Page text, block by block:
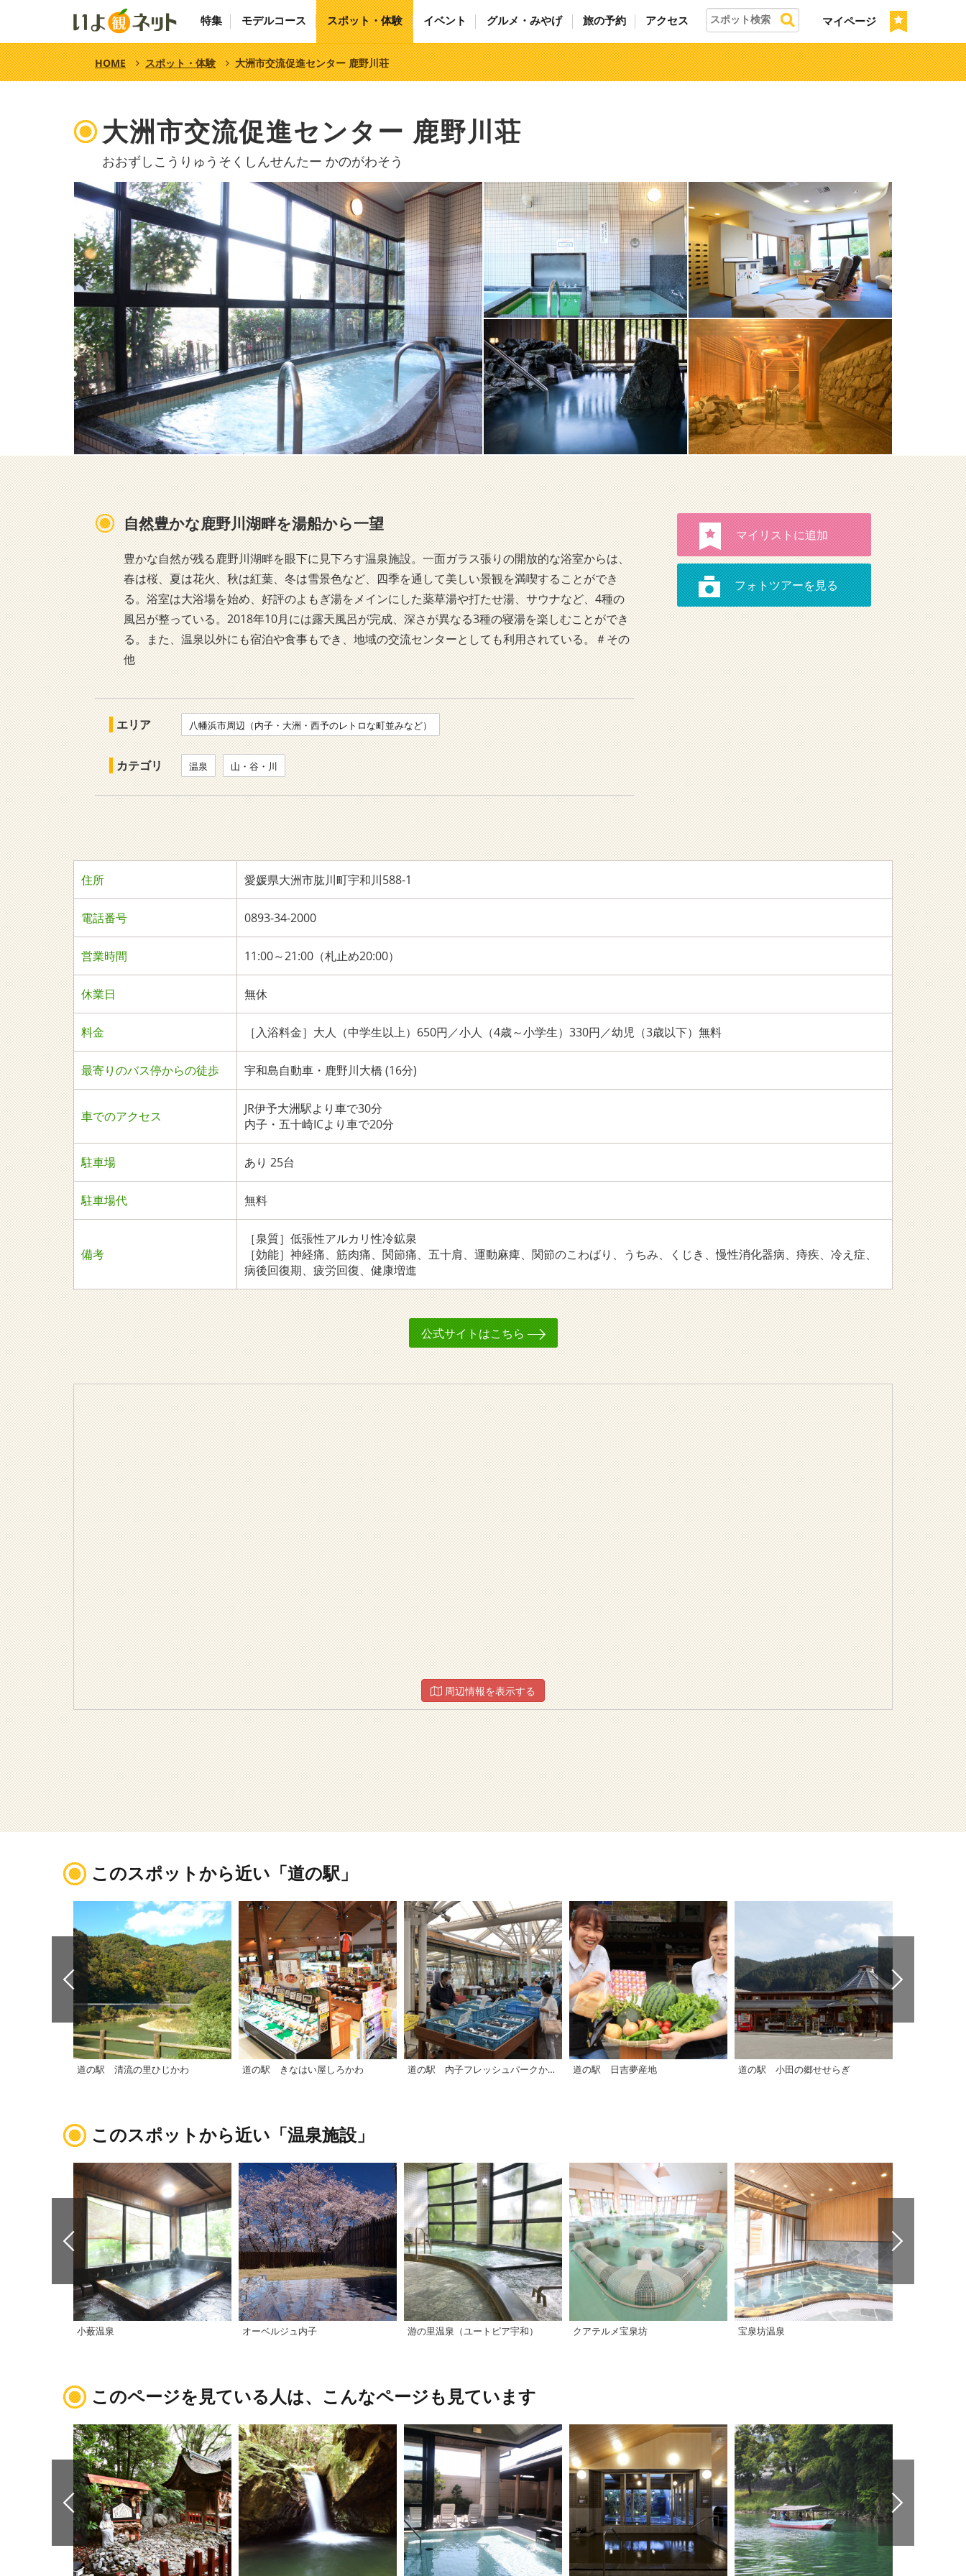
マイページ
特集 モデルコース スポット・体験 イベント グルメ・みやげ 旅の予約 アクセス
HOME スポット・体験 大洲市交流促進センター 鹿野川荘
大洲市交流促進センター 鹿野川荘
おおずしこうりゅうそくしんせんたー かのがわそう
自然豊かな鹿野川湖畔を湯船から一望
豊かな自然が残る鹿野川湖畔を眼下に見下ろす温泉施設。一面ガラス張りの開放的な浴室からは、
春は桜、夏は花火、秋は紅葉、冬は雪景色など、四季を通して美しい景観を満喫することができ
る。浴室は大浴場を始め、好評のよもぎ湯をメインにした薬草湯や打たせ湯、サウナなど、4種の
風呂が整っている。2018年10月には露天風呂が完成、深さが異なる3種の寝湯を楽しむことができ
る。また、温泉以外にも宿泊や食事もでき、地域の交流センターとしても利用されている。＃その
他
エリア 八幡浜市周辺（内子・大洲・西予のレトロな町並みなど）
カテゴリ 温泉 山・谷・川
住所 愛媛県大洲市肱川町宇和川588-1
電話番号 0893-34-2000
営業時間 11:00～21:00（札止め20:00）
休業日 無休
料金 ［入浴料金］大人（中学生以上）650円／小人（4歳～小学生）330円／幼児（3歳以下）無料
最寄りのバス停からの徒歩 宇和島自動車・鹿野川大橋 (16分)
車でのアクセス
JR伊予大洲駅より車で30分
内子・五十崎ICより車で20分
駐車場 あり 25台
駐車場代 無料
備考
［泉質］低張性アルカリ性冷鉱泉
［効能］神経痛、筋肉痛、関節痛、五十肩、運動麻痺、関節のこわばり、うちみ、くじき、慢性消化器病、痔疾、冷え症、
病後回復期、疲労回復、健康増進
公式サイトはこちら
周辺情報を表示する
このスポットから近い「道の駅」
道の駅 清流の里ひじかわ 道の駅 きなはい屋しろかわ 道の駅 内子フレッシュパークからり「からり直売所」 道の駅 日吉夢産地 道の駅 小田の郷せせらぎ
このスポットから近い「温泉施設」
小薮温泉 オーベルジュ内子 游の里温泉（ユートピア宇和） クアテルメ宝泉坊 宝泉坊温泉
このページを見ている人は、こんなページも見ています